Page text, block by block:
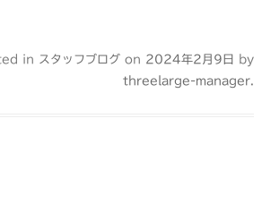
in スタッフブログ on 2024年2月9日
by
threelarge-manager.